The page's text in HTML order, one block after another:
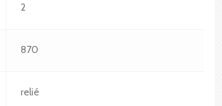
2
870
relié